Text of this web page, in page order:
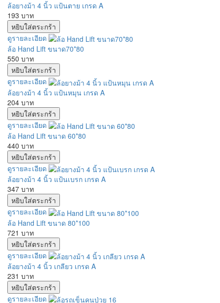
ล้อยางม้า 4 นิ้ว แป้นตาย เกรด A
193 บาท
ดูรายละเอียด
ล้อ Hand Lift ขนาด70*80
550 บาท
ดูรายละเอียด
ล้อยางม้า 4 นิ้ว แป้นหมุน เกรด A
204 บาท
ดูรายละเอียด
ล้อ Hand Lift ขนาด 60*80
440 บาท
ดูรายละเอียด
ล้อยางม้า 4 นิ้ว แป้นเบรก เกรด A
347 บาท
ดูรายละเอียด
ล้อ Hand Lift ขนาด 80*100
721 บาท
ดูรายละเอียด
ล้อยางม้า 4 นิ้ว เกลียว เกรด A
231 บาท
ดูรายละเอียด